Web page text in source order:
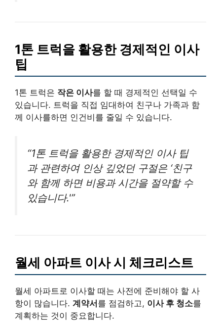
1톤 트럭을 활용한 경제적인 이사
팁
1톤 트럭은 작은 이사를 할 때 경제적인 선택일 수
있습니다. 트럭을 직접 임대하여 친구나 가족과 함
께 이사를하면 인건비를 줄일 수 있습니다.
“1톤 트럭을 활용한 경제적인 이사 팁
과 관련하여 인상 깊었던 구절은 ‘친구
와 함께 하면 비용과 시간을 절약할 수
있습니다.'”
월세 아파트 이사 시 체크리스트
월세 아파트로 이사할 때는 사전에 준비해야 할 사
항이 많습니다. 계약서 를 점검하고, 이사 후 청소를
계획하는 것이 중요합니다.